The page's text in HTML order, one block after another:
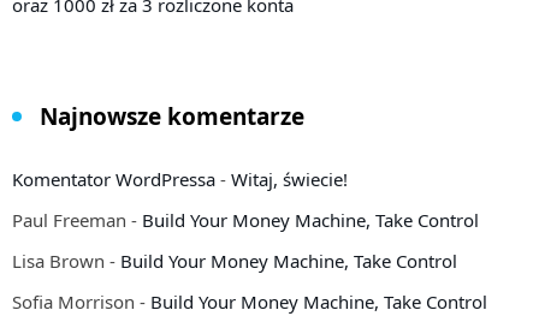
oraz 1000 zł za 3 rozliczone konta
Najnowsze komentarze
Komentator WordPressa - Witaj, świecie!
Paul Freeman - Build Your Money Machine, Take Control
Lisa Brown - Build Your Money Machine, Take Control
Sofia Morrison - Build Your Money Machine, Take Control